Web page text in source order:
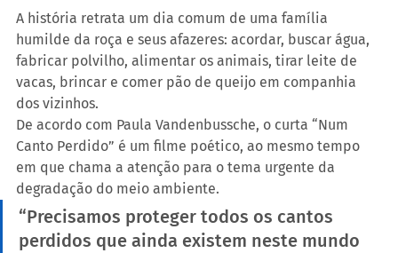
A história retrata um dia comum de uma família
humilde da roça e seus afazeres: acordar, buscar água,
fabricar polvilho, alimentar os animais, tirar leite de
vacas, brincar e comer pão de queijo em companhia
dos vizinhos.
De acordo com Paula Vandenbussche, o curta “Num
Canto Perdido” é um filme poético, ao mesmo tempo
em que chama a atenção para o tema urgente da
degradação do meio ambiente.
“Precisamos proteger todos os cantos
perdidos que ainda existem neste mundo